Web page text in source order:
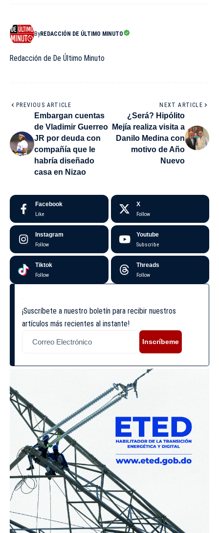
ByREDACCIÓN DE ÚLTIMO MINUTO
Redacción de De Último Minuto
PREVIOUS ARTICLE
Embargan cuentas
de Vladimir Guerreo
JR por deuda con
compañía que le
habría diseñado
casa en Nizao
NEXT ARTICLE
¿Será? Hipólito
Mejía realiza visita a
Danilo Medina con
motivo de Año
Nuevo
Facebook
Like
X
Follow
Instagram
Follow
Youtube
Subscribe
Tiktok
Follow
Threads
Follow
¡Suscríbete a nuestro boletín para recibir nuestros
artículos más recientes al instante!
Inscríbeme